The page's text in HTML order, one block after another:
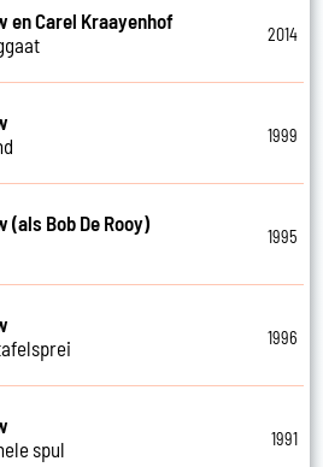
en Carel Kraayenhof
2014
1999
(als Bob De Rooy)
1995
1996
spul
1991